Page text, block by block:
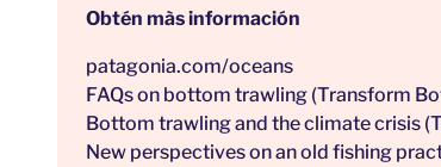
Obtén màs información
patagonia.com/oceans
FAQs on bottom trawling (Transform
Bottom trawling and the climate crisis
New perspectives on an old fishing